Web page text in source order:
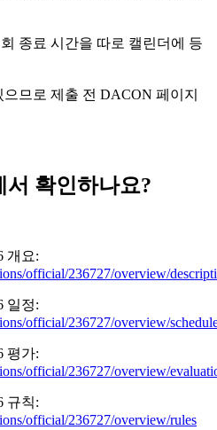
종료 시간을 따로 캘린더에 등
므로 제출 전 DACON 페이지
서 확인하나요?
개요:
official/236727/overview/
일정:
official/236727/overview/
평가:
official/236727/overview/
규칙:
official/236727/overview/rules